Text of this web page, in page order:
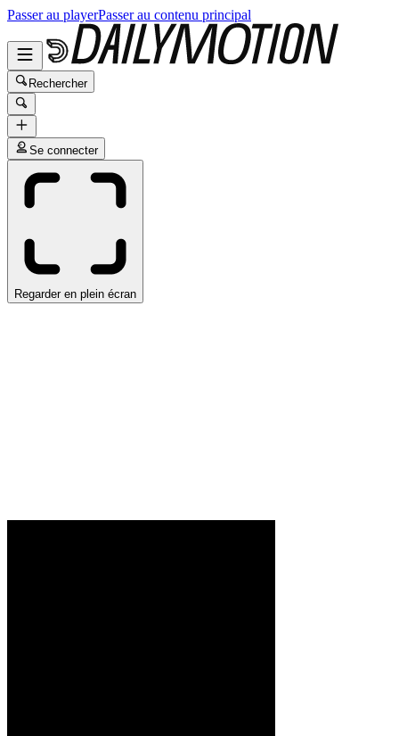
Passer au playerPasser au contenu principal
Rechercher
Se connecter
Regarder en plein écran